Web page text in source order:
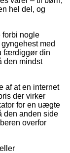
hel del, og
forbi nogle
med
færdiggør din
den mindst
af at en internet
der virker
for en uægte
den anden side
overfor